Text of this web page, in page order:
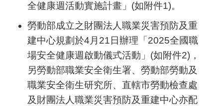
全健康週活動實施計畫」(如附件1)。
勞動部成立之財團法人職業災害預防及重
建中心規劃於4月21日辦理「2025全國職
場安全健康週啟動儀式活動」(如附件2)，
另勞動部職業安全衛生署、勞動部勞動及
職業安全衛生研究所、直轄市勞動檢查處
及財團法人職業災害預防及重建中心亦配